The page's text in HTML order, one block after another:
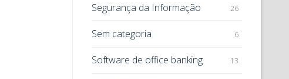
Segurança da Informação 26
Sem categoria 6
Software de office banking 13